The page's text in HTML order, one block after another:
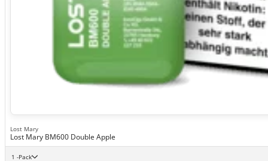
Lost Mary
Lost Mary BM600 Double Apple
1 -Pack